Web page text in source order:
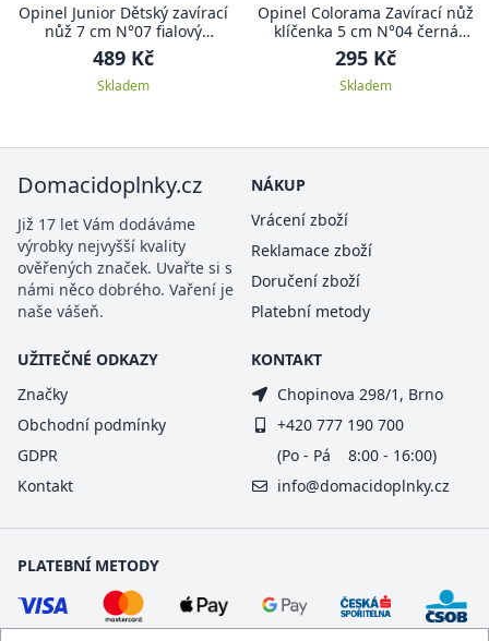
Opinel Junior Dětský zavírací
nůž 7 cm N°07 fialový
OUTDOOR JUNIOR
489 Kč
Skladem
Opinel Colorama Zavírací nůž
klíčenka 5 cm N°04 černá
COLORAMA
295 Kč
Skladem
Domacidoplnky.cz
Již 17 let Vám dodáváme
výrobky nejvyšší kvality
ověřených značek. Uvařte si s
námi něco dobrého. Vaření je
naše vášeň.
NÁKUP
Vrácení zboží
Reklamace zboží
Doručení zboží
Platební metody
UŽITEČNÉ ODKAZY
Značky
Obchodní podmínky
GDPR
Kontakt
KONTAKT
Chopinova 298/1, Brno
+420 777 190 700
(Po - Pá 8:00 - 16:00)
info@domacidoplnky.cz
PLATEBNÍ METODY